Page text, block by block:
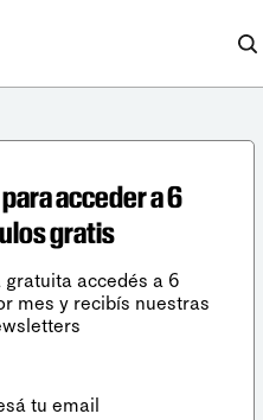
acceder a 6
gratis
gratuita accedés a 6
mes y recibís nuestras
tu email